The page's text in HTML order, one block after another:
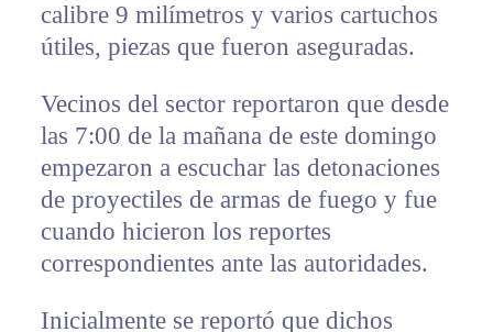
calibre 9 milímetros y varios cartuchos
útiles, piezas que fueron aseguradas.
Vecinos del sector reportaron que desde
las 7:00 de la mañana de este domingo
empezaron a escuchar las detonaciones
de proyectiles de armas de fuego y fue
cuando hicieron los reportes
correspondientes ante las autoridades.
Inicialmente se reportó que dichos